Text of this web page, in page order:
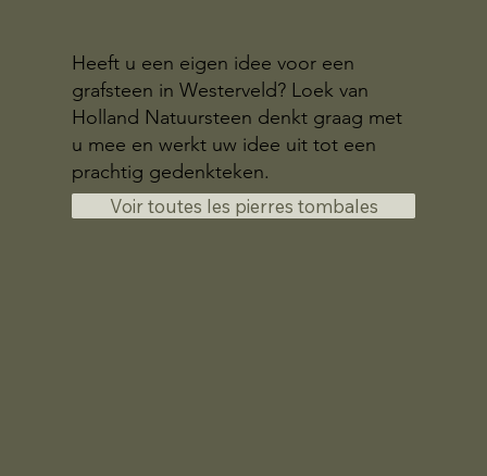
Heeft u een eigen idee voor een
grafsteen in Westerveld? Loek van
Holland Natuursteen denkt graag met
u mee en werkt uw idee uit tot een
prachtig gedenkteken.
Voir toutes les pierres tombales